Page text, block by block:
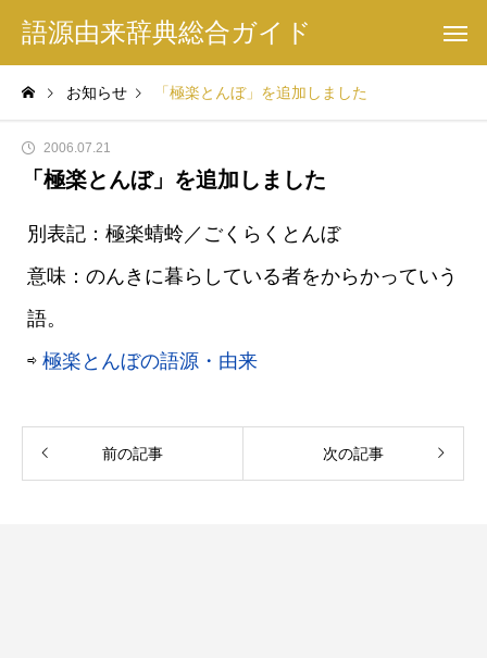
語源由来辞典総合ガイド
お知らせ 「極楽とんぼ」を追加しました
2006.07.21
「極楽とんぼ」を追加しました
別表記：極楽蜻蛉／ごくらくとんぼ
意味：のんきに暮らしている者をからかっていう
語。
⇨ 極楽とんぼの語源・由来
前の記事 次の記事